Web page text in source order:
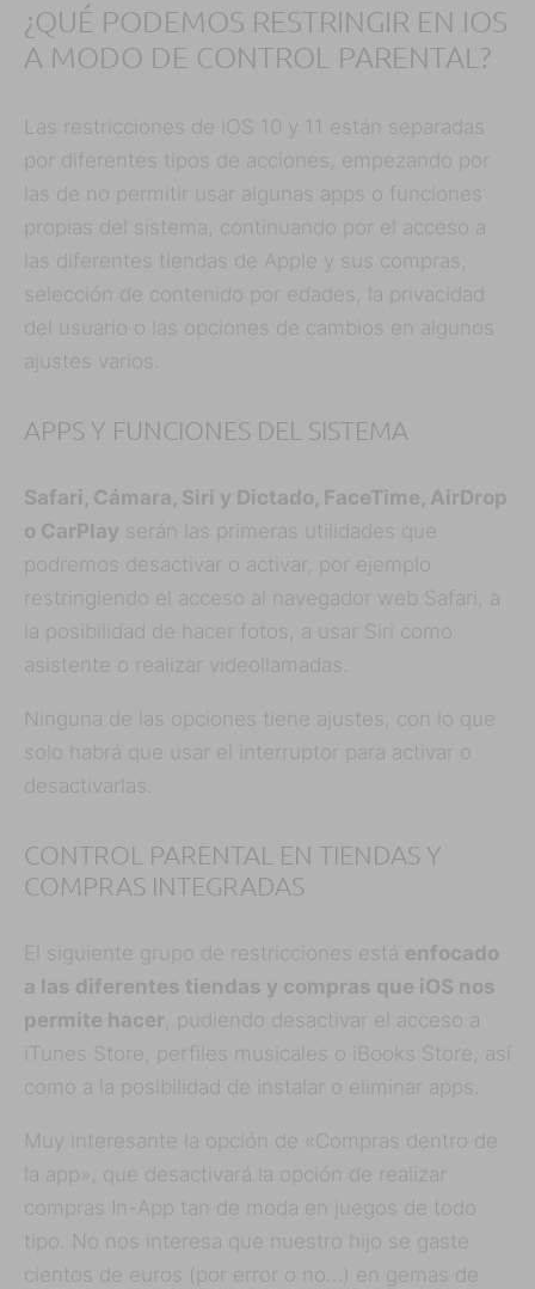
¿QUÉ PODEMOS RESTRINGIR EN IOS
A MODO DE CONTROL PARENTAL?
Las restricciones de iOS 10 y 11 están separadas
por diferentes tipos de acciones, empezando por
las de no permitir usar algunas apps o funciones
propias del sistema, continuando por el acceso a
las diferentes tiendas de Apple y sus compras,
selección de contenido por edades, la privacidad
del usuario o las opciones de cambios en algunos
ajustes varios.
APPS Y FUNCIONES DEL SISTEMA
Safari, Cámara, Siri y Dictado, FaceTime, AirDrop
o CarPlay serán las primeras utilidades que
podremos desactivar o activar, por ejemplo
restringiendo el acceso al navegador web Safari, a
la posibilidad de hacer fotos, a usar Siri como
asistente o realizar videollamadas.
Ninguna de las opciones tiene ajustes, con lo que
solo habrá que usar el interruptor para activar o
desactivarlas.
CONTROL PARENTAL EN TIENDAS Y
COMPRAS INTEGRADAS
El siguiente grupo de restricciones está enfocado
a las diferentes tiendas y compras que iOS nos
permite hacer , pudiendo desactivar el acceso a
iTunes Store, perfiles musicales o iBooks Store, así
como a la posibilidad de instalar o eliminar apps.
Muy interesante la opción de «Compras dentro de
la app», que desactivará la opción de realizar
compras In-App tan de moda en juegos de todo
tipo. No nos interesa que nuestro hijo se gaste
cientos de euros (por error o no…) en gemas de